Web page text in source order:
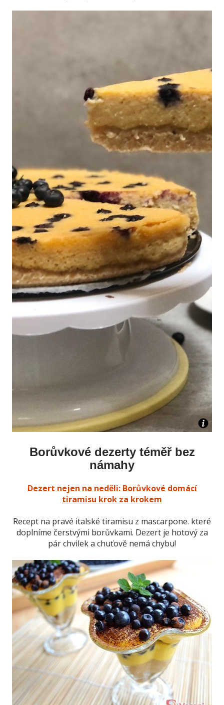
Borůvkové dezerty téměř bez
námahy
Dezert nejen na neděli: Borůvkové domácí
tiramisu krok za krokem
Recept na pravé italské tiramisu z mascarpone. které
doplníme čerstvými borůvkami. Dezert je hotový za
pár chvilek a chuťově nemá chybu!